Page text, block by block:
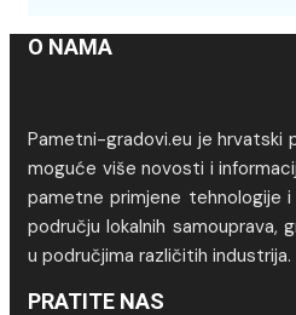
O NAMA
Pametni-gradovi.eu je
moguće više novosti i
pametne primjene tehnologije
području lokalnih samouprava,
u područjima različitih industrija.
PRATITE NAS